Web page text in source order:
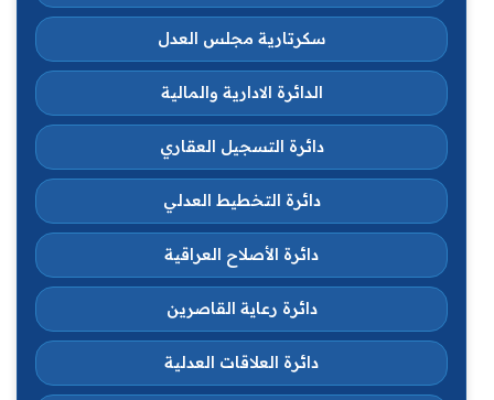
سكرتارية مجلس العدل
الدائرة الادارية والمالية
دائرة التسجيل العقاري
دائرة التخطيط العدلي
دائرة الأصلاح العراقية
دائرة رعاية القاصرين
دائرة العلاقات العدلية